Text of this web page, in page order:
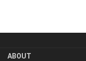
ABOUT